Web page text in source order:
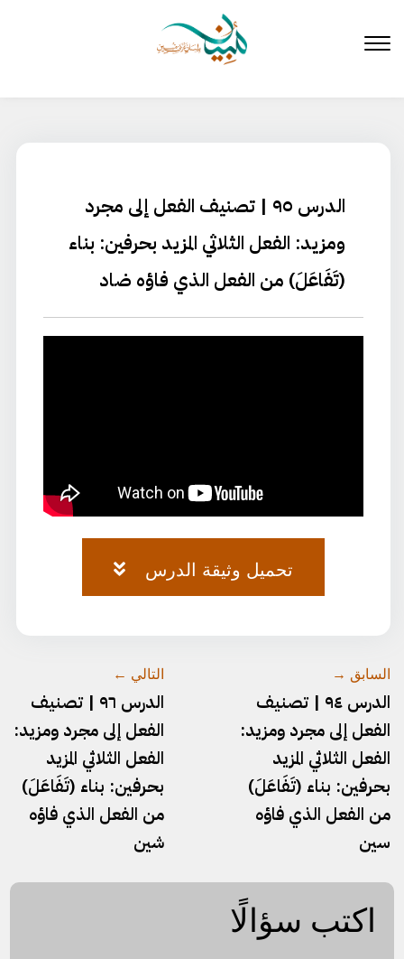
المحتوى
الدرس ٩٥ | تصنيف الفعل إلى مجرد
ومزيد: الفعل الثلاثي المزيد بحرفين: بناء
(تَفَاعَلَ) من الفعل الذي فاؤه ضاد
تحميل وثيقة الدرس
السابق →
الدرس ٩٤ | تصنيف
الفعل إلى مجرد ومزيد:
الفعل الثلاثي المزيد
بحرفين: بناء (تَفَاعَلَ)
من الفعل الذي فاؤه
سين
التالي ←
الدرس ٩٦ | تصنيف
الفعل إلى مجرد ومزيد:
الفعل الثلاثي المزيد
بحرفين: بناء (تَفَاعَلَ)
من الفعل الذي فاؤه
شين
اكتب سؤالًا